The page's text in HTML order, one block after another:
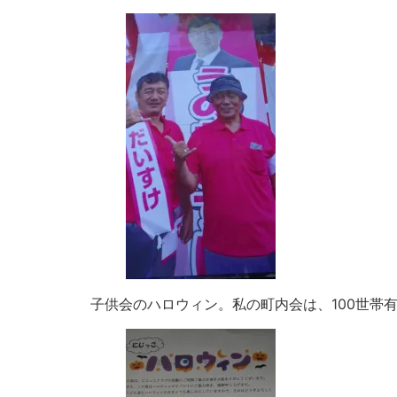
子供会のハロウィン。私の町内会は、100世帯有